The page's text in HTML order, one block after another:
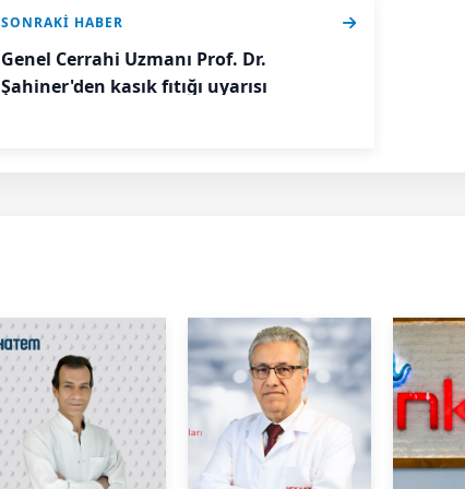
SONRAKI HABER
Genel Cerrahi Uzmanı Prof. Dr.
Şahiner'den kasık fıtığı uyarısı